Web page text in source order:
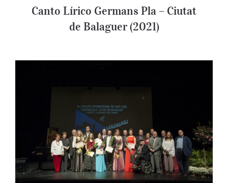
Canto Lírico Germans Pla – Ciutat
de Balaguer (2021)
9o Concurso Internacional de Canto
Lírico Germans Pla – Ciutat de Balaguer
(2018)